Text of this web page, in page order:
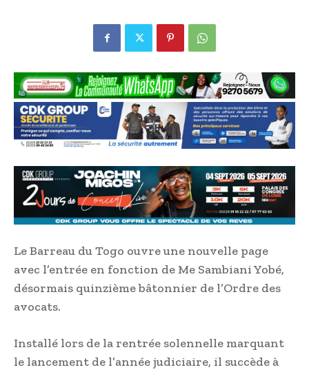
Le Barreau du Togo ouvre une nouvelle page
avec l’entrée en fonction de Me Sambiani Yobé,
désormais quinzième bâtonnier de l’Ordre des
avocats.
Installé lors de la rentrée solennelle marquant
le lancement de l’année judiciaire, il succède à